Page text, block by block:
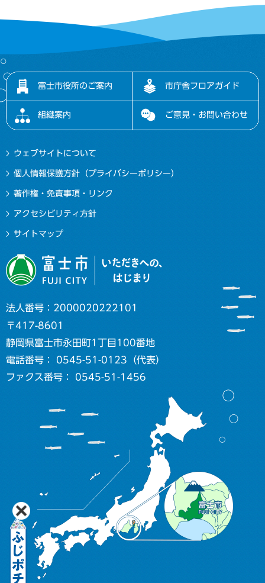
富士市役所のご案内 市庁舎フロアガイド
組織案内 ご意見・お問い合わせ
ウェブサイトについて
個人情報保護方針（プライバシーポリシー）
著作権・免責事項・リンク
アクセシビリティ方針
サイトマップ
法人番号：2000020222101
〒417-8601
静岡県富士市永田町1丁目100番地
電話番号： 0545-51-0123（代表）
ファクス番号： 0545-51-1456